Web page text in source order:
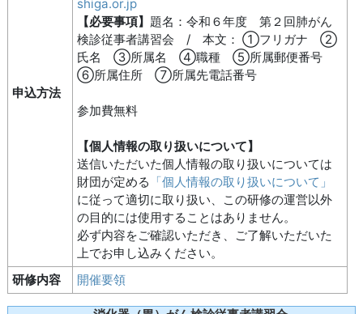
申込方法
shiga.or.jp
【必要事項】 題名：令和６年度 第２回肺がん
検診従事者講習会 / 本文： ①フリガナ ②
氏名 ③所属名 ④職種 ⑤所属郵便番号
⑥所属住所 ⑦所属先電話番号
参加費無料
【個人情報の取り扱いについて】
送信いただいた個人情報の取り扱いについては
財団が定める 「個人情報の取り扱いについて」
に従って適切に取り扱い、この研修の運営以外
の目的には使用することはありません。
必ず内容をご確認いただき、ご了解いただいた
上でお申し込みください。
研修内容
開催要領